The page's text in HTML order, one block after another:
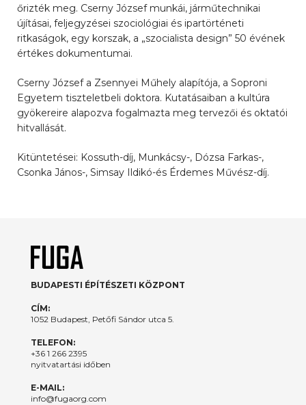
őrizték meg. Cserny József munkái, járműtechnikai
újításai, feljegyzései szociológiai és ipartörténeti
ritkaságok, egy korszak, a „szocialista design” 50 évének
értékes dokumentumai.
Cserny József a Zsennyei Műhely alapítója, a Soproni
Egyetem tiszteletbeli doktora. Kutatásaiban a kultúra
gyökereire alapozva fogalmazta meg tervezői és oktatói
hitvallását.
Kitüntetései: Kossuth-díj, Munkácsy-, Dózsa Farkas-,
Csonka János-, Simsay Ildikó-és Érdemes Művész-díj.
BUDAPESTI ÉPÍTÉSZETI KÖZPONT
CÍM:
1052 Budapest, Petőfi Sándor utca 5.
TELEFON:
+36 1 266 2395
nyitvatartási időben
E-MAIL:
info@fugaorg.com